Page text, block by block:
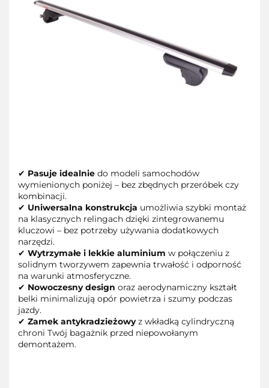
✔ Pasuje idealnie do modeli samochodów
wymienionych poniżej – bez zbędnych przeróbek czy
kombinacji.
✔ Uniwersalna konstrukcja umożliwia szybki montaż
na klasycznych relingach dzięki zintegrowanemu
kluczowi – bez potrzeby używania dodatkowych
narzędzi.
✔ Wytrzymałe i lekkie aluminium w połączeniu z
solidnym tworzywem zapewnia trwałość i odporność
na warunki atmosferyczne.
✔ Nowoczesny design oraz aerodynamiczny kształt
belki minimalizują opór powietrza i szumy podczas
jazdy.
✔ Zamek antykradzieżowyz wkładką cylindryczną
chroni Twój bagażnik przed niepowołanym
demontażem.